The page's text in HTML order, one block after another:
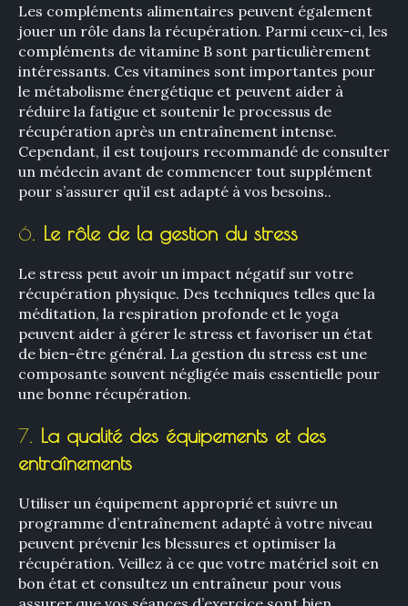
Les compléments alimentaires peuvent également
jouer un rôle dans la récupération. Parmi ceux-ci, les
compléments de vitamine B sont particulièrement
intéressants. Ces vitamines sont importantes pour
le métabolisme énergétique et peuvent aider à
réduire la fatigue et soutenir le processus de
récupération après un entraînement intense.
Cependant, il est toujours recommandé de consulter
un médecin avant de commencer tout supplément
pour s’assurer qu’il est adapté à vos besoins..
6. Le rôle de la gestion du stress
Le stress peut avoir un impact négatif sur votre
récupération physique. Des techniques telles que la
méditation, la respiration profonde et le yoga
peuvent aider à gérer le stress et favoriser un état
de bien-être général. La gestion du stress est une
composante souvent négligée mais essentielle pour
une bonne récupération.
7. La qualité des équipements et des
entraînements
Utiliser un équipement approprié et suivre un
programme d’entraînement adapté à votre niveau
peuvent prévenir les blessures et optimiser la
récupération. Veillez à ce que votre matériel soit en
bon état et consultez un entraîneur pour vous